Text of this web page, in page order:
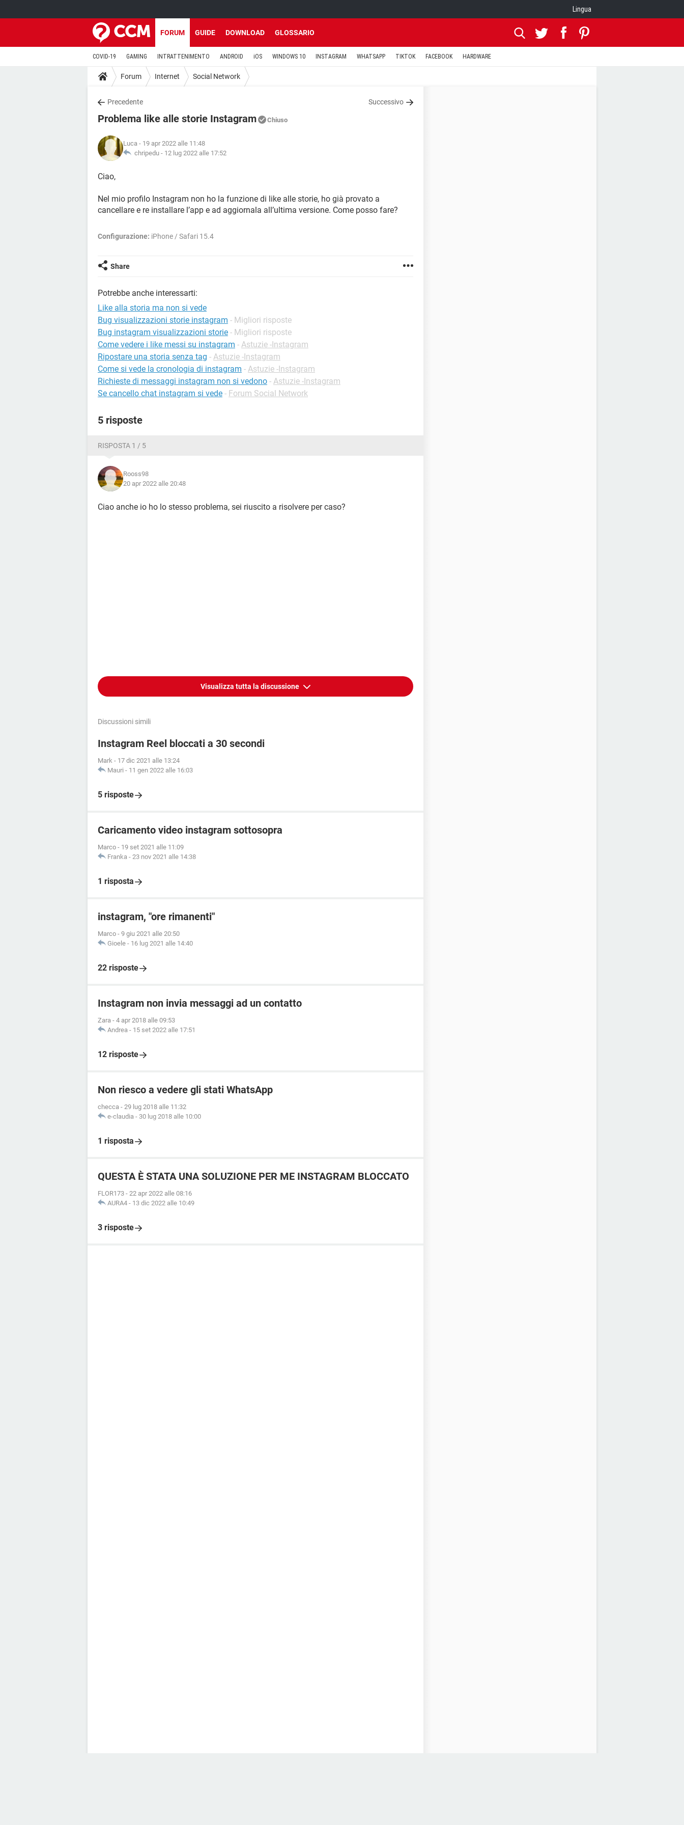
Lingua
FORUM GUIDE DOWNLOAD GLOSSARIO
COVID-19 GAMING INTRATTENIMENTO ANDROID iOS WINDOWS 10 INSTAGRAM WHATSAPP TIKTOK FACEBOOK HARDWARE
Forum Internet Social Network
Precedente Successivo
Problema like alle storie Instagram Chiuso
Luca - 19 apr 2022 alle 11:48
chripedu - 12 lug 2022 alle 17:52
Ciao,
Nel mio profilo Instagram non ho la funzione di like alle storie, ho già provato a
cancellare e re installare l’app e ad aggiornala all’ultima versione. Come posso fare?
Configurazione: iPhone / Safari 15.4
Share
Potrebbe anche interessarti:
Like alla storia ma non si vede
Bug visualizzazioni storie instagram - Migliori risposte
Bug instagram visualizzazioni storie - Migliori risposte
Come vedere i like messi su instagram - Astuzie -Instagram
Ripostare una storia senza tag - Astuzie -Instagram
Come si vede la cronologia di instagram - Astuzie -Instagram
Richieste di messaggi instagram non si vedono - Astuzie -Instagram
Se cancello chat instagram si vede - Forum Social Network
5 risposte
RISPOSTA 1 / 5
Rooss98
20 apr 2022 alle 20:48
Ciao anche io ho lo stesso problema, sei riuscito a risolvere per caso?
Visualizza tutta la discussione
Discussioni simili
Instagram Reel bloccati a 30 secondi
Mark - 17 dic 2021 alle 13:24
Mauri - 11 gen 2022 alle 16:03
5 risposte
Caricamento video instagram sottosopra
Marco - 19 set 2021 alle 11:09
Franka - 23 nov 2021 alle 14:38
1 risposta
instagram, "ore rimanenti"
Marco - 9 giu 2021 alle 20:50
Gioele - 16 lug 2021 alle 14:40
22 risposte
Instagram non invia messaggi ad un contatto
Zara - 4 apr 2018 alle 09:53
Andrea - 15 set 2022 alle 17:51
12 risposte
Non riesco a vedere gli stati WhatsApp
checca - 29 lug 2018 alle 11:32
e-claudia - 30 lug 2018 alle 10:00
1 risposta
QUESTA È STATA UNA SOLUZIONE PER ME INSTAGRAM BLOCCATO
FLOR173 - 22 apr 2022 alle 08:16
AURA4 - 13 dic 2022 alle 10:49
3 risposte